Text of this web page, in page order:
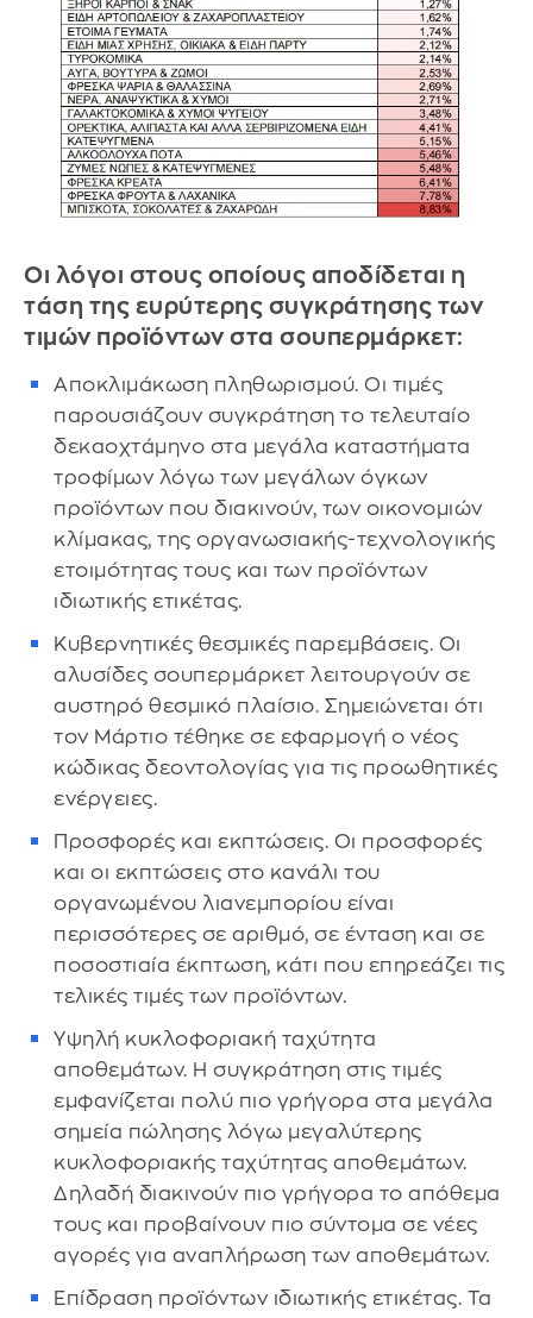
Οι λόγοι στους οποίους αποδίδεται η
τάση της ευρύτερης συγκράτησης των
τιμών προϊόντων στα σουπερμάρκετ:
Αποκλιμάκωση πληθωρισμού. Οι τιμές
παρουσιάζουν συγκράτηση το τελευταίο
δεκαοχτάμηνο στα μεγάλα καταστήματα
τροφίμων λόγω των μεγάλων όγκων
προϊόντων που διακινούν, των οικονομιών
κλίμακας, της οργανωσιακής-τεχνολογικής
ετοιμότητας τους και των προϊόντων
ιδιωτικής ετικέτας.
Κυβερνητικές θεσμικές παρεμβάσεις. Οι
αλυσίδες σουπερμάρκετ λειτουργούν σε
αυστηρό θεσμικό πλαίσιο. Σημειώνεται ότι
τον Μάρτιο τέθηκε σε εφαρμογή ο νέος
κώδικας δεοντολογίας για τις προωθητικές
ενέργειες.
Προσφορές και εκπτώσεις. Οι προσφορές
και οι εκπτώσεις στο κανάλι του
οργανωμένου λιανεμπορίου είναι
περισσότερες σε αριθμό, σε ένταση και σε
ποσοστιαία έκπτωση, κάτι που επηρεάζει τις
τελικές τιμές των προϊόντων.
Υψηλή κυκλοφοριακή ταχύτητα
αποθεμάτων. Η συγκράτηση στις τιμές
εμφανίζεται πολύ πιο γρήγορα στα μεγάλα
σημεία πώλησης λόγω μεγαλύτερης
κυκλοφοριακής ταχύτητας αποθεμάτων.
Δηλαδή διακινούν πιο γρήγορα το απόθεμα
τους και προβαίνουν πιο σύντομα σε νέες
αγορές για αναπλήρωση των αποθεμάτων.
Επίδραση προϊόντων ιδιωτικής ετικέτας. Τα